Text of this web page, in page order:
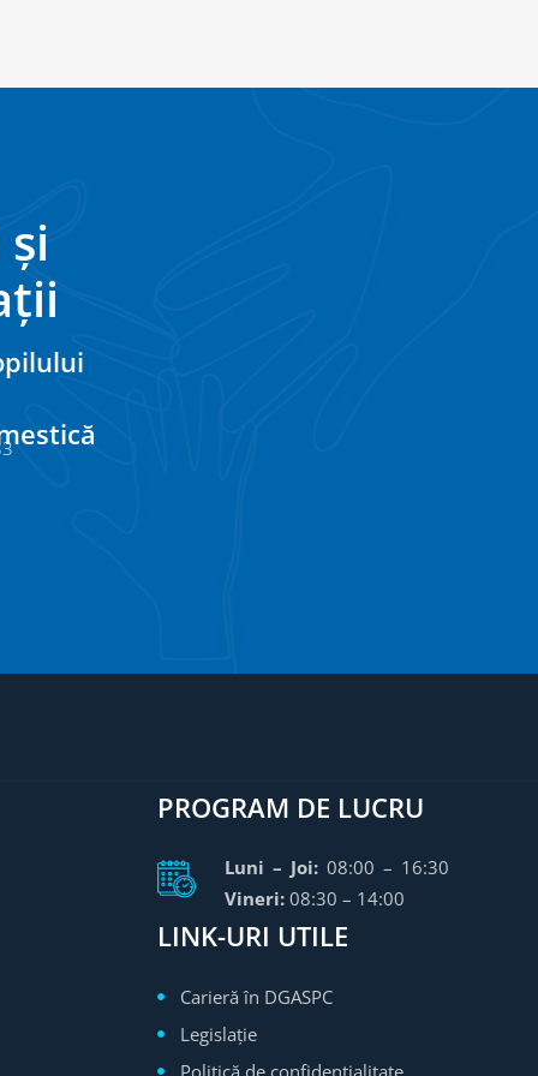
PROGRAM DE LUCRU
Luni – Joi:08:00 – 16:30
Vineri:08:30 – 14:00
LINK-URI UTILE
Carieră în DGASPC
Legislație